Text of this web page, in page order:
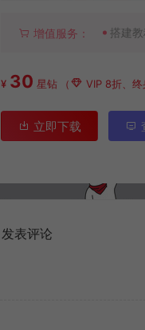
增值服务： 搭建教
¥ 30 星钻 （ VIP 8折、
立即下载
发表评论